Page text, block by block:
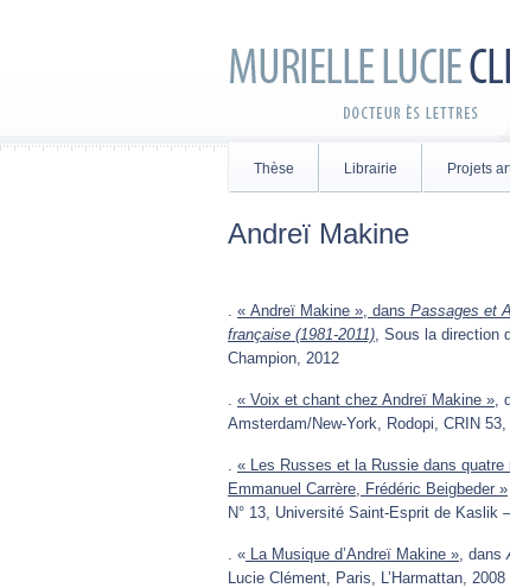
Thèse Librairie Projets
Andreï Makine
. « Andreï Makine », dans Passages et
française (1981-2011), Sous la direction
Champion, 2012
. « Voix et chant chez Andreï Makine »,
Amsterdam/New-York, Rodopi, CRIN
. « Les Russes et la Russie dans quatre
Emmanuel Carrère, Frédéric Beigbeder »
N° 13, Université Saint-Esprit de Kaslik
. « La Musique d’Andreï Makine », dans
Lucie Clément, Paris, L’Harmattan, 2008